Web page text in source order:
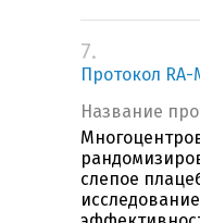
7.
Протокол RA-
Название
слепое